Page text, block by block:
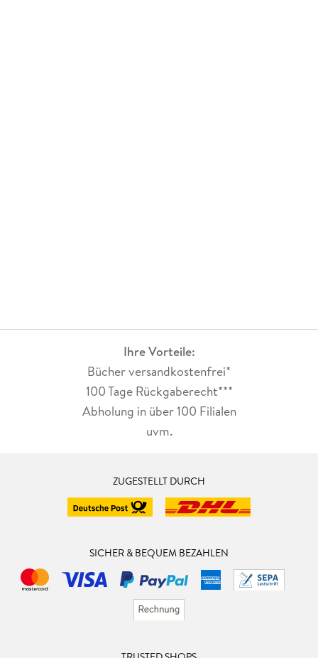
Ihre Vorteile:
Bücher versandkostenfrei*
100 Tage Rückgaberecht***
Abholung in über 100 Filialen
uvm.
ZUGESTELLT DURCH
SICHER & BEQUEM BEZAHLEN